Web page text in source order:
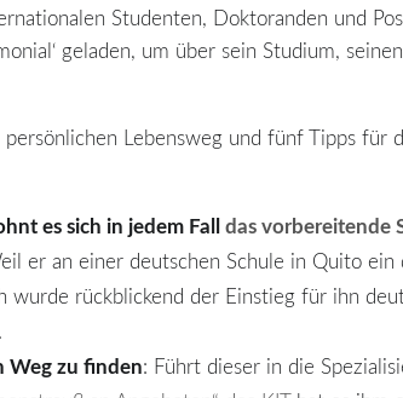
Studenten, Doktoranden und
geladen, um über sein Studium,
Lebensweg und fünf Tipps für
es sich in jedem Falldas vorbereitende
er an einer deutschen Schule in Quito
rückblickend der Einstieg für ihn
Weg zu finden: Führt dieser in die